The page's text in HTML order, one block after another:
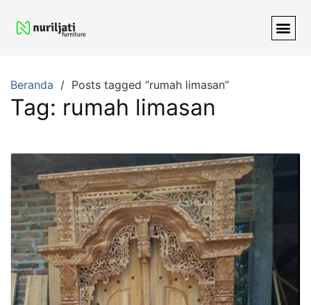
Beranda Posts tagged “rumah limasan”
Tag: rumah limasan